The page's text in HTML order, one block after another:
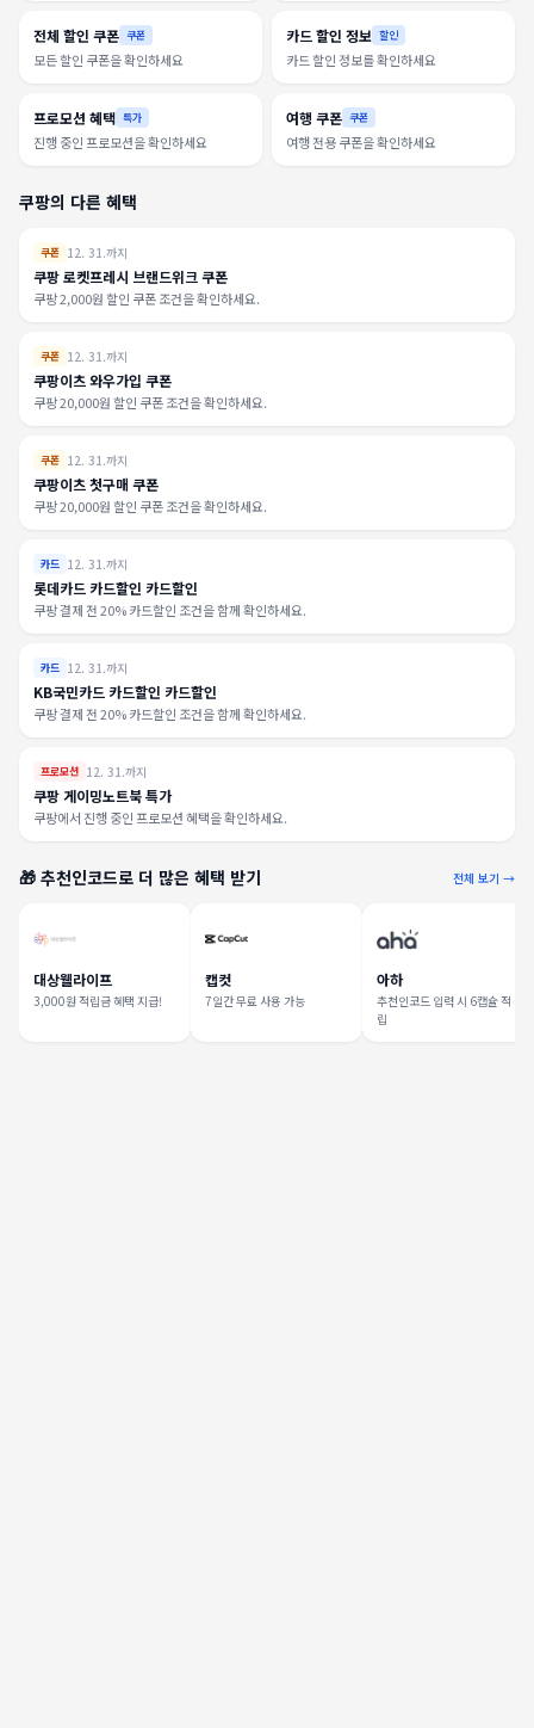
전체 할인 쿠폰 쿠폰
모든 할인 쿠폰을 확인하세요
카드 할인 정보 할인
카드 할인 정보를 확인하세요
프로모션 혜택 특가
진행 중인 프로모션을 확인하세요
여행 쿠폰 쿠폰
여행 전용 쿠폰을 확인하세요
쿠팡의 다른 혜택
쿠폰 12. 31.까지
쿠팡 로켓프레시 브랜드위크 쿠폰
쿠팡 2,000원 할인 쿠폰 조건을 확인하세요.
쿠폰 12. 31.까지
쿠팡이츠 와우가입 쿠폰
쿠팡 20,000원 할인 쿠폰 조건을 확인하세요.
쿠폰 12. 31.까지
쿠팡이츠 첫구매 쿠폰
쿠팡 20,000원 할인 쿠폰 조건을 확인하세요.
카드 12. 31.까지
롯데카드 카드할인 카드할인
쿠팡 결제 전 20% 카드할인 조건을 함께 확인하세요.
카드 12. 31.까지
KB국민카드 카드할인 카드할인
쿠팡 결제 전 20% 카드할인 조건을 함께 확인하세요.
프로모션 12. 31.까지
쿠팡 게이밍노트북 특가
쿠팡에서 진행 중인 프로모션 혜택을 확인하세요.
🎁 추천인코드로 더 많은 혜택 받기 전체 보기 →
대상웰라이프
3,000원 적립금 혜택 지급!
캡컷
7일간 무료 사용 가능
아하
추천인코드 입력 시 6캡슐 적
립